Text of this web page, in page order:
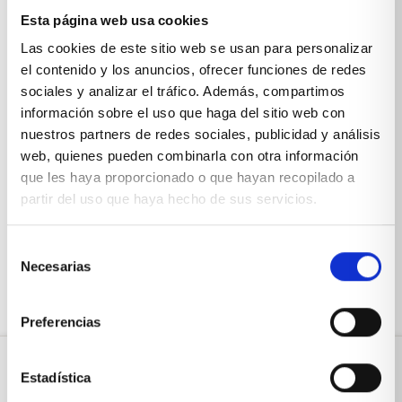
Esta página web usa cookies
Las cookies de este sitio web se usan para personalizar
el contenido y los anuncios, ofrecer funciones de redes
sociales y analizar el tráfico. Además, compartimos
información sobre el uso que haga del sitio web con
nuestros partners de redes sociales, publicidad y análisis
web, quienes pueden combinarla con otra información
que les haya proporcionado o que hayan recopilado a
partir del uso que haya hecho de sus servicios.
Necesarias
Preferencias
Estadística
Dormitorio juvenil para chico o chica
Habitación juvenil completa con una cama
compacto,zona de estudio con puente y armario